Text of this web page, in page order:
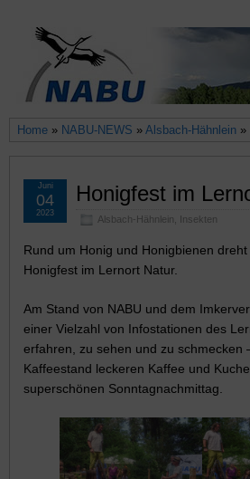
Home » NABU-NEWS » Alsbach-Hähnlein »
Honigfest im
Alsbach-Hähnlein Insekten
Juni
04
2023
Rund um Honig und Honigbienen
Honigfest im Lernort Natur.
Am Stand von NABU und dem
einer Vielzahl von Infostationen des
erfahren, zu sehen und zu schmecken
Kaffeestand leckeren Kaffee und
superschönen Sonntagnachmittag.